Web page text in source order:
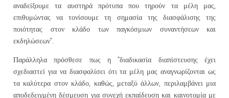
αναδείξουμε τα αυστηρά πρότυπα που τηρούν τα μέλη μας,
επιθυμώντας να τονίσουμε τη σημασία της διασφάλισης της
ποιότητας στον κλάδο των παγκόσμιων συναντήσεων και
εκδηλώσεων”.
Παράλληλα πρόσθεσε πως η “διαδικασία διαπίστευσης έχει
σχεδιαστεί για να διασφαλίσει ότι τα μέλη μας αναγνωρίζονται ως
τα καλύτερα στον κλάδο, καθώς, μεταξύ άλλων, περιλαμβάνει μια
αποδεδειγμένη δέσμευση για συνεχή εκπαίδευση και καινοτομία με